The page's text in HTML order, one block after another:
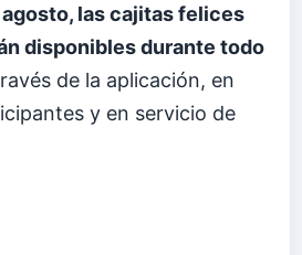
las cajitas felices
disponibles durante todo
de la aplicación, en
y en servicio de